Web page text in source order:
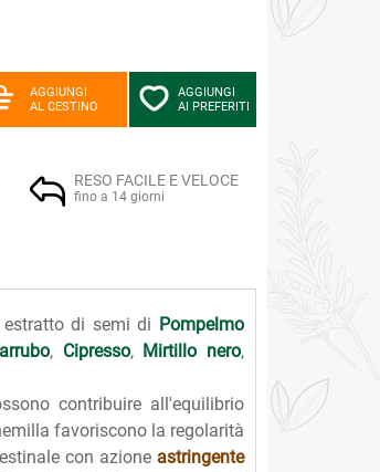
AGGIUNGI
AL CESTINO
AGGIUNGI
AI PREFERITI
RESO FACILE E VELOCE
fino a 14 giorni
di semi di Pompelmo
, Cipresso, Mirtillo nero,
contribuire all'equilibrio
favoriscono la regolarità
con azione astringente